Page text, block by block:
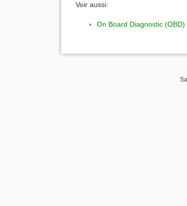
Voir aussi:
On Board Diagnostic (OBD)